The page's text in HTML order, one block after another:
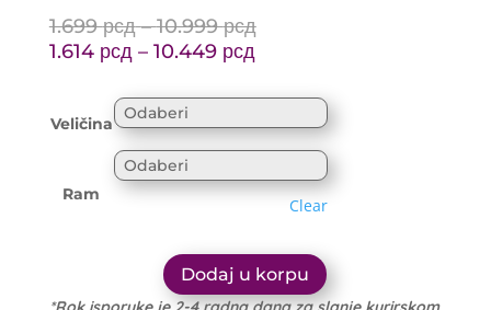
1.699рсд – 10.999рсдPrice
through
10.999 рсд
1.614 рсд – 10.449 рсдPrice
1.614 рсд
through
10.449 рсд
Veličina
Ram
Clear
Dodaj u korpu